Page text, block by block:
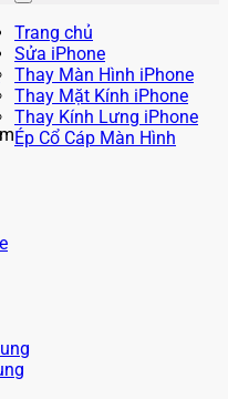
Trang chủ
Sửa iPhone
Thay Màn Hình iPhone
Thay Mặt Kính iPhone
Thay Kính Lưng iPhone
Ép Cổ Cáp Màn Hình